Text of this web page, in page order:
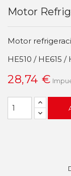
Motor
Motor
HE510 / HE615 /
28,74 €